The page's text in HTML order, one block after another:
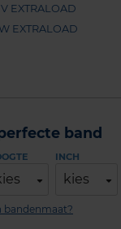
EXTRALOAD
EXTRALOAD
band
INCH
kies
bandenmaat?